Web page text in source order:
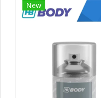
New